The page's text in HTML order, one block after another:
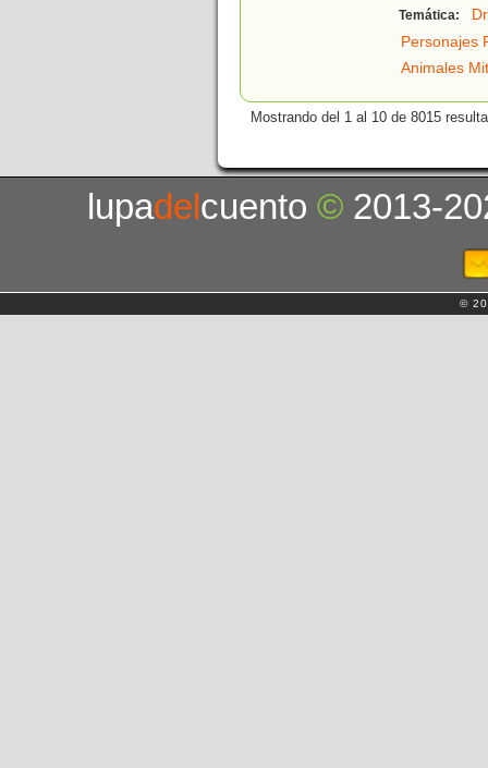
Temática:
Personajes
Animales
Mostrando del 1 al 10 de 8015
lupadelcuento© 2013-
©